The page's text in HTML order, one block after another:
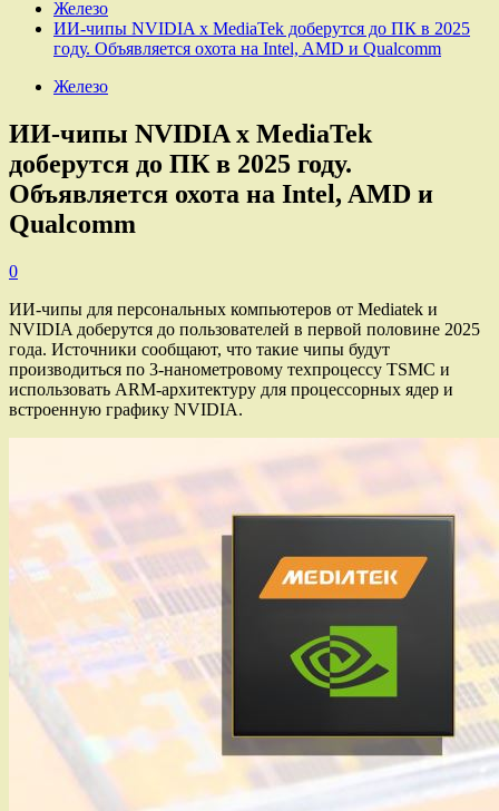
Железо
ИИ-чипы NVIDIA x MediaTek доберутся до ПК в 2025
году. Объявляется охота на Intel, AMD и Qualcomm
Железо
ИИ-чипы NVIDIA x MediaTek
доберутся до ПК в 2025 году.
Объявляется охота на Intel, AMD и
Qualcomm
0
ИИ-чипы для персональных компьютеров от Mediatek и
NVIDIA доберутся до пользователей в первой половине 2025
года. Источники сообщают, что такие чипы будут
производиться по 3-нанометровому техпроцессу TSMC и
использовать ARM-архитектуру для процессорных ядер и
встроенную графику NVIDIA.